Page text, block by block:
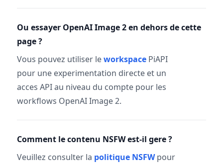
Ou essayer OpenAI Image 2 en dehors de cette
page ?
Vous pouvez utiliser leworkspace PiAPI
pour une experimentation directe et un
acces API au niveau du compte pour les
workflows OpenAI Image 2.
Comment le contenu NSFW est-il gere ?
Veuillez consulter la politique NSFW pour